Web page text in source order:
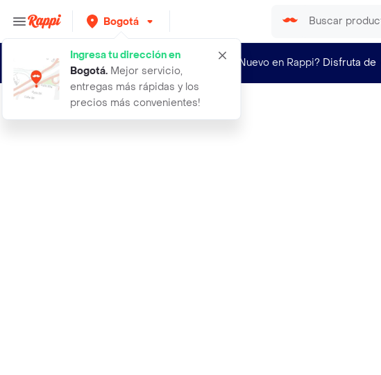
Bogotá
Ingresa tu dirección en
Bogotá. Mejor servicio,
entregas más rápidas y los
precios más convenientes!
¿Nuevo en Rappi? Disfruta de
aceite comestible caliente para sex